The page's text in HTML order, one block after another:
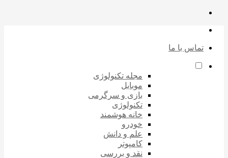
تماس با ما
مجله تکنولوژی
موبایل
بازی و سرگرمی
تکنولوژی
خانه هوشمند
خودرو
علم و دانش
کامپوتر
نقد و بررسی